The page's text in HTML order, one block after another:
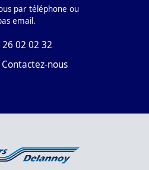
par téléphone ou
email.
26 02 02 32
Contactez-nous